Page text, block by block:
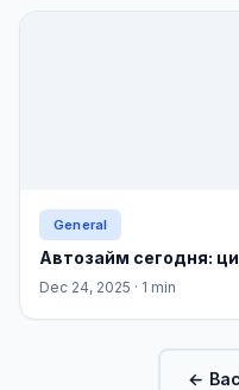
General
Автозайм сегодня:
Dec 24, 2025 · 1 min
←